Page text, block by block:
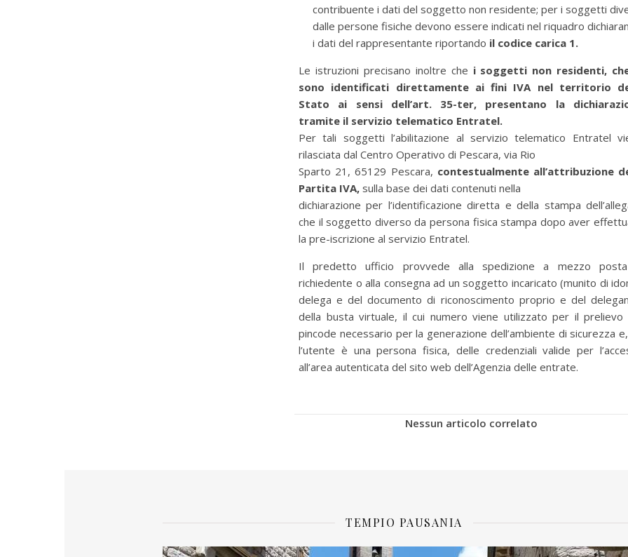
contribuente i dati del soggetto non residente; per i soggetti
dalle persone fisiche devono essere indicati nel riquadro
i dati del rappresentante riportando il codice carica 1.
Le istruzioni precisano inoltre che i soggetti non residenti,
sono identificati direttamente ai fini IVA nel territorio
Stato ai sensi dell’art. 35-ter, presentano la
tramite il servizio telematico Entratel.
Per tali soggetti l’abilitazione al servizio telematico Entratel
rilasciata dal Centro Operativo di Pescara, via Rio
Sparto 21, 65129 Pescara, contestualmente all’attribuzione
Partita IVA, sulla base dei dati contenuti nella
dichiarazione per l’identificazione diretta e della stampa
che il soggetto diverso da persona fisica stampa dopo aver
la pre-iscrizione al servizio Entratel.
Il predetto ufficio provvede alla spedizione a mezzo
richiedente o alla consegna ad un soggetto incaricato (munito di
delega e del documento di riconoscimento proprio e del
della busta virtuale, il cui numero viene utilizzato per il prelievo
pincode necessario per la generazione dell’ambiente di sicurezza
l’utente è una persona fisica, delle credenziali valide per
all’area autenticata del sito web dell’Agenzia delle entrate.
Nessun articolo correlato
TEMPIO PAUSANIA